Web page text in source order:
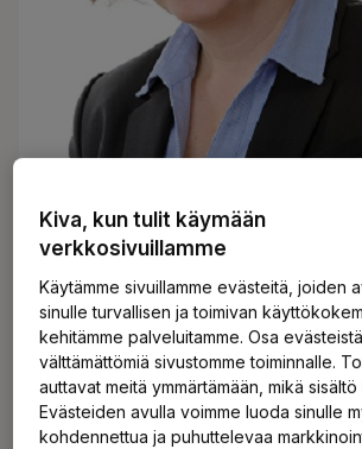
Jääskeläinen siirtyy Ilmariselle OP
toimii tällä hetkellä Helsingin Seudun
toimitusjohtajana sekä Helsingin OP-
toimitusjohtajana. Jääskeläinen on
Ryhmässä työskennellen mm. OP
Kiva, kun tulit käymään
verkkosivuillamme
Käytämme sivuillamme evästeitä, joiden
sinulle turvallisen ja toimivan
kehitämme palveluitamme. Osa
välttämättömiä sivustomme toiminnalle.
auttavat meitä ymmärtämään, mikä
Evästeiden avulla voimme luoda sinulle
kohdennettua ja puhuttelevaa